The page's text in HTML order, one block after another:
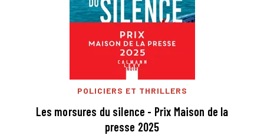
POLICIERS ET THRILLERS
Les morsures du silence - Prix Maison de la
presse 2025